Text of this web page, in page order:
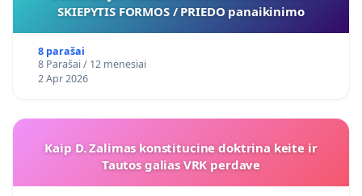
SKIEPYTIS FORMOS / PRIEDO panaikinimo
8 parašai
8 Parašai / 12 mėnesiai
2 Apr 2026
Kaip D. Zalimas konstitucine doktrina keite ir
Tautos galias VRK perdave